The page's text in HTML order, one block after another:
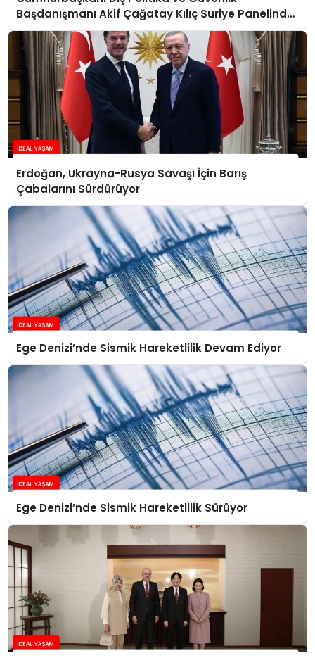
Başdanışmanı Akif Çağatay Kılıç Suriye Panelinde
Konuştu
Erdoğan, Ukrayna-Rusya Savaşı İçin Barış
Çabalarını Sürdürüyor
Ege Denizi’nde Sismik Hareketlilik Devam Ediyor
Ege Denizi’nde Sismik Hareketlilik Sürüyor